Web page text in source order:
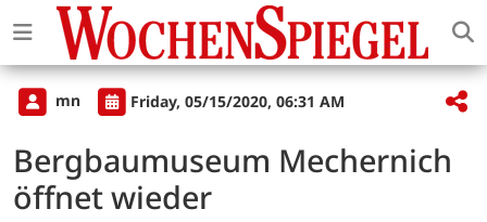
mn Friday, 05/15/2020, 06:31 AM
Bergbaumuseum Mechernich
öffnet wieder